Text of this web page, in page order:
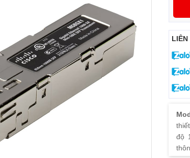
LIÊN
độ